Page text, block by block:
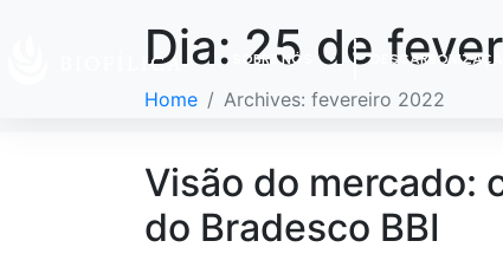
SOBRE NÓS
Dia: 25 de
Home Archives: fevereiro 2022
Visão do mercado:
do Bradesco BBI